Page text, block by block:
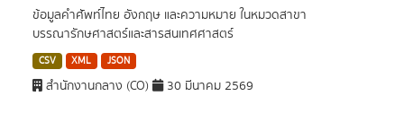
ข้อมูลคำศัพท์ไทย อังกฤษ และความหมาย ในหมวดสาขา
บรรณารักษศาสตร์และสารสนเทศศาสตร์
CSV XML JSON
สำนักงานกลาง (CO) 30 มีนาคม 2569